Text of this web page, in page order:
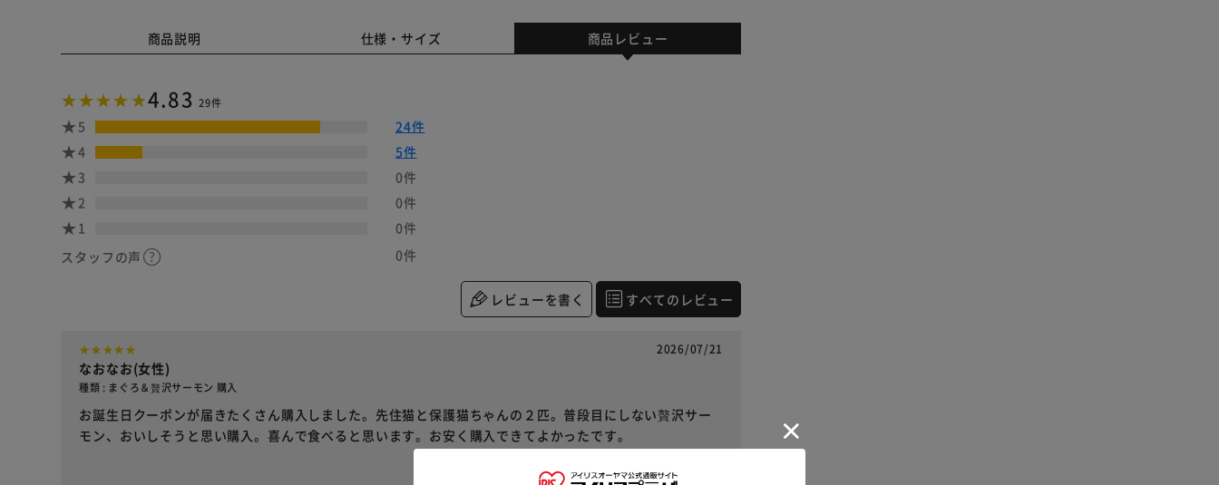
商品説明 仕様・サイズ 商品レビュー
4.83 29件
5
24件
4
5件
3
0件
2
0件
1
0件
スタッフの声
0件
レビューを書く すべてのレビュー
2026/07/21
なおなお(女性)
種類 : まぐろ＆贅沢サーモン 購入
お誕生日クーポンが届きたくさん購入しました。先住猫と保護猫ちゃんの２匹。普段目にしない贅沢サー
モン、おいしそうと思い購入。喜んで食べると思います。お安く購入できてよかったです。